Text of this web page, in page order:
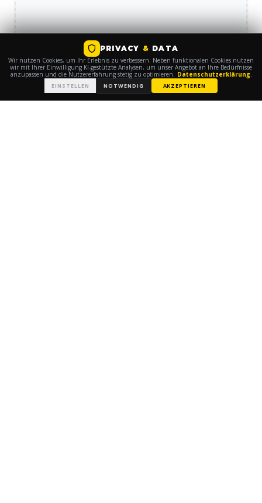
PRIVACY & DATA
Wir nutzen Cookies, um Ihr Erlebnis zu verbessern. Neben funktionalen Cookies nutzen
wir mit Ihrer Einwilligung KI-gestützte Analysen, um unser Angebot an Ihre Bedürfnisse
anzupassen und die Nutzererfahrung stetig zu optimieren. Datenschutzerklärung.
EINSTELLEN NOTWENDIG AKZEPTIEREN